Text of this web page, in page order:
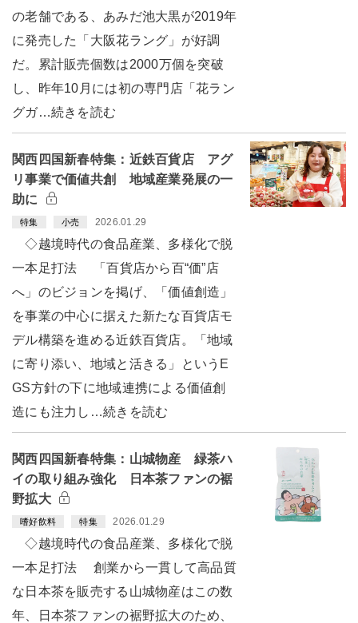
の老舗である、あみだ池大黒が2019年
に発売した「大阪花ラング」が好調
だ。累計販売個数は2000万個を突破
し、昨年10月には初の専門店「花ラン
グガ…続きを読む
関西四国新春特集：近鉄百貨店 アグ
リ事業で価値共創 地域産業発展の一
助に
特集 小売 2026.01.29
◇越境時代の食品産業、多様化で脱
一本足打法 「百貨店から百“価”店
へ」のビジョンを掲げ、「価値創造」
を事業の中心に据えた新たな百貨店モ
デル構築を進める近鉄百貨店。「地域
に寄り添い、地域と活きる」というE
GS方針の下に地域連携による価値創
造にも注力し…続きを読む
関西四国新春特集：山城物産 緑茶ハ
イの取り組み強化 日本茶ファンの裾
野拡大
嗜好飲料 特集 2026.01.29
◇越境時代の食品産業、多様化で脱
一本足打法 創業から一貫して高品質
な日本茶を販売する山城物産はこの数
年、日本茶ファンの裾野拡大のため、